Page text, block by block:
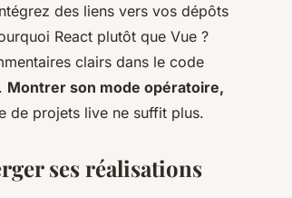
des liens vers vos dépôts
React plutôt que Vue ?
clairs dans le code
Montrer son mode opératoire,
de projets live ne suffit plus.
ses réalisations